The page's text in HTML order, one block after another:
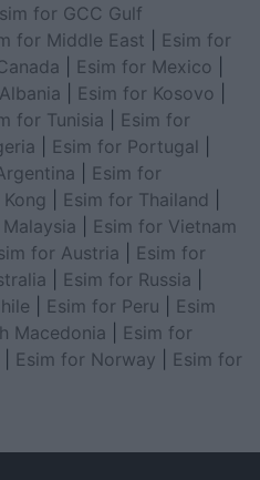
for GCC Gulf
for Middle East
Esim for
Esim for Mexico
Esim for Kosovo
for Tunisia
Esim for
Esim for Portugal
Esim for
Esim for Thailand
Esim for Vietnam
for Austria
Esim for
Esim for Russia
Esim for Peru
Esim
Macedonia
Esim for
Esim for Norway
Esim for